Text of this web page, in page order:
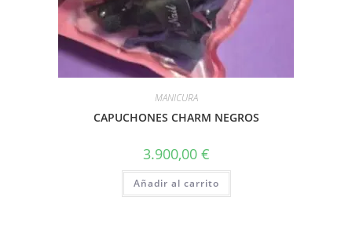
MANICURA
CAPUCHONES CHARM NEGROS
3.900,00 €
Añadir al carrito